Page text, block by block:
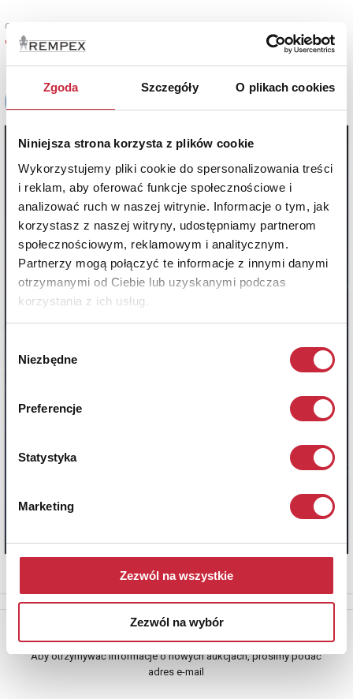
Zgoda Szczegóły O plikach cookies
Niniejsza strona korzysta z plików cookie
Wykorzystujemy pliki cookie do spersonalizowania treści
i reklam, aby oferować funkcje społecznościowe i
analizować ruch w naszej witrynie. Informacje o tym, jak
korzystasz z naszej witryny, udostępniamy partnerom
społecznościowym, reklamowym i analitycznym.
Partnerzy mogą połączyć te informacje z innymi danymi
otrzymanymi od Ciebie lub uzyskanymi podczas
korzystania z ich usług.
zgody
Niezbędne
Preferencje
Statystyka
Marketing
Zezwól na wszystkie
Zezwól na wybór
Cena oferowana
7 500 zł
Newsletter
Aby otrzymywać informacje o nowych aukcjach, prosimy podać
adres e-mail